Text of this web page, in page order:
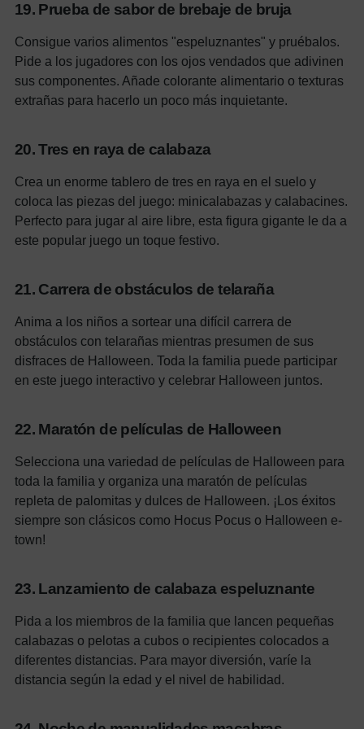
19. Prueba de sabor de brebaje de bruja
Consigue varios alimentos "espeluznantes" y pruébalos.
Pide a los jugadores con los ojos vendados que adivinen
sus componentes. Añade colorante alimentario o texturas
extrañas para hacerlo un poco más inquietante.
20. Tres en raya de calabaza
Crea un enorme tablero de tres en raya en el suelo y
coloca las piezas del juego: minicalabazas y calabacines.
Perfecto para jugar al aire libre, esta figura gigante le da a
este popular juego un toque festivo.
21. Carrera de obstáculos de telaraña
Anima a los niños a sortear una difícil carrera de
obstáculos con telarañas mientras presumen de sus
disfraces de Halloween. Toda la familia puede participar
en este juego interactivo y celebrar Halloween juntos.
22. Maratón de películas de Halloween
Selecciona una variedad de películas de Halloween para
toda la familia y organiza una maratón de películas
repleta de palomitas y dulces de Halloween. ¡Los éxitos
siempre son clásicos como Hocus Pocus o Halloween e-
town!
23. Lanzamiento de calabaza espeluznante
Pida a los miembros de la familia que lancen pequeñas
calabazas o pelotas a cubos o recipientes colocados a
diferentes distancias. Para mayor diversión, varíe la
distancia según la edad y el nivel de habilidad.